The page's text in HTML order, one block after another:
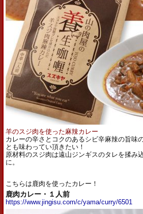
羊のスジ肉を使った麻辣カレー
カレーの辛さとコクのあるシビ辛麻辣の旨味
とも味わってい頂きたい！
原材料のスジ肉は遠山ジンギスのタレを揉み
に。
こちらは鹿肉を使ったカレー！
鹿肉カレー・１人前
https://www.jingisu.com/c/yama/curry/6501